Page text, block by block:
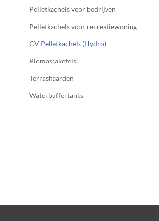
Pelletkachels voor bedrijven
Pelletkachels voor recreatiewoning
CV Pelletkachels (Hydro)
Biomassaketels
Terrashaarden
Waterbuffertanks